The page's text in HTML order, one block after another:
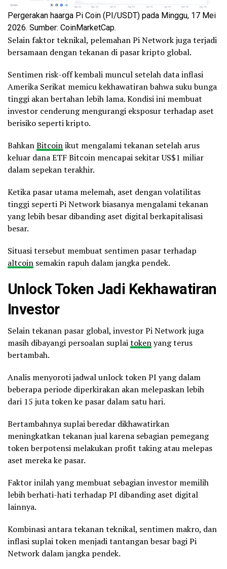
Pergerakan haarga Pi Coin (PI/USDT) pada Minggu, 17 Mei
2026. Sumber: CoinMarketCap.
Selain faktor teknikal, pelemahan Pi Network juga terjadi
bersamaan dengan tekanan di pasar kripto global.
Sentimen risk-off kembali muncul setelah data inflasi
Amerika Serikat memicu kekhawatiran bahwa suku bunga
tinggi akan bertahan lebih lama. Kondisi ini membuat
investor cenderung mengurangi eksposur terhadap aset
berisiko seperti kripto.
BahkanBitcoinikut mengalami tekanan setelah arus
keluar dana ETF Bitcoin mencapai sekitar US$1 miliar
dalam sepekan terakhir.
Ketika pasar utama melemah, aset dengan volatilitas
tinggi seperti Pi Network biasanya mengalami tekanan
yang lebih besar dibanding aset digital berkapitalisasi
besar.
Situasi tersebut membuat sentimen pasar terhadap
altcoin semakin rapuh dalam jangka pendek.
Unlock Token Jadi Kekhawatiran
Investor
Selain tekanan pasar global, investor Pi Network juga
masih dibayangi persoalan suplaitokenyang terus
bertambah.
Analis menyoroti jadwal unlock token PI yang dalam
beberapa periode diperkirakan akan melepaskan lebih
dari 15 juta token ke pasar dalam satu hari.
Bertambahnya suplai beredar dikhawatirkan
meningkatkan tekanan jual karena sebagian pemegang
token berpotensi melakukan profit taking atau melepas
aset mereka ke pasar.
Faktor inilah yang membuat sebagian investor memilih
lebih berhati-hati terhadap PI dibanding aset digital
lainnya.
Kombinasi antara tekanan teknikal, sentimen makro, dan
inflasi suplai token menjadi tantangan besar bagi Pi
Network dalam jangka pendek.